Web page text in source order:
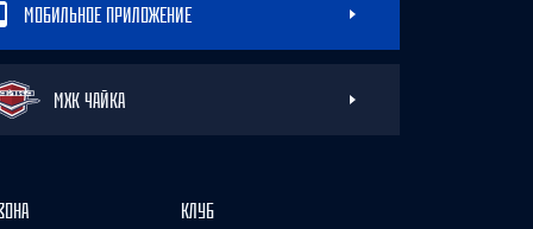
МОБИЛЬНОЕ ПРИЛОЖЕНИЕ
МХК ЧАЙКА
КЛУБ